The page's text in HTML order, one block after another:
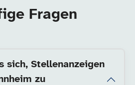
Fragen
sich, Stellenanzeigen
zu